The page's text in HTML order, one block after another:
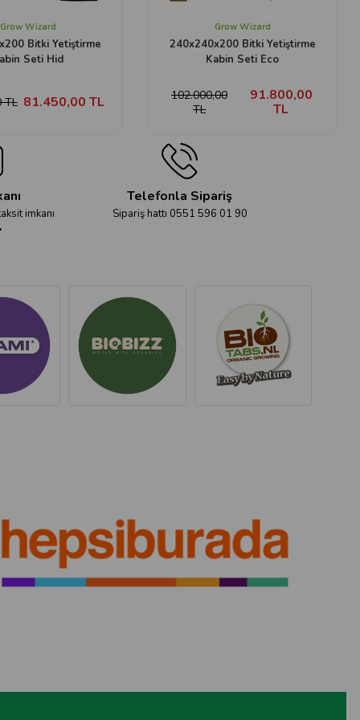
Grow Wizard
Bitki Yetiştirme
Seti Hid
81.450,00 TL
TL
Grow Wizard
240x240x200 Bitki Yetiştirme
Kabin Seti Eco
91.800,00
TL
102.000,00
TL
imkanı
Telefonla Sipariş
Sipariş hattı 0551 596 01 90